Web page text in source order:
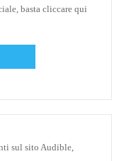
basta cliccare qui
sul sito Audible,